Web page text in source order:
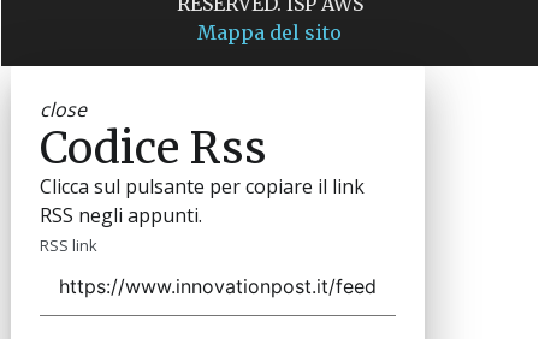
Mappa del sito
close
Codice Rss
Clicca sul pulsante per copiare il link
RSS negli appunti.
RSS link